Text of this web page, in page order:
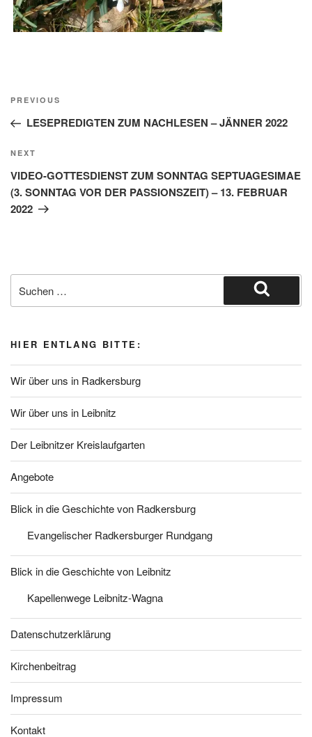
Beitragsnavigation
Previous
Post
PREVIOUS
LESEPREDIGTEN ZUM NACHLESEN – JÄNNER 2022
Next
Post
NEXT
VIDEO-GOTTESDIENST ZUM SONNTAG SEPTUAGESIMAE
(3. SONNTAG VOR DER PASSIONSZEIT) – 13. FEBRUAR
2022
nach:
Suchen
HIER ENTLANG BITTE:
Wir über uns in Radkersburg
Wir über uns in Leibnitz
Der Leibnitzer Kreislaufgarten
Angebote
Blick in die Geschichte von Radkersburg
Evangelischer Radkersburger Rundgang
Blick in die Geschichte von Leibnitz
Kapellenwege Leibnitz-Wagna
Datenschutzerklärung
Kirchenbeitrag
Impressum
Kontakt